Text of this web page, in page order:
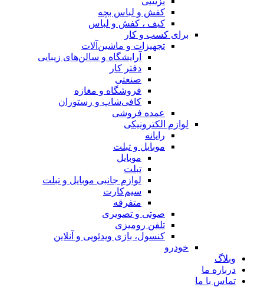
کفش و لباس بچه
کیف ، کفش و لباس
برای کسب و کار
تجهیزات و ماشین‌آلات
آرایشگاه و سالن‌های زیبایی
دفتر کار
صنعتی
فروشگاه و مغازه
کافی‌شاپ و رستوران
عمده فروشی
لوازم الکترونیکی
رایانه
موبایل و تبلت
موبایل
تبلت
لوازم جانبی موبایل و تبلت
سیم‌کارت
متفرقه
صوتی و تصویری
تلفن رومیزی
کنسول، بازی‌ ویدئویی و آنلاین
خودرو
وبلاگ
درباره ما
تماس با ما